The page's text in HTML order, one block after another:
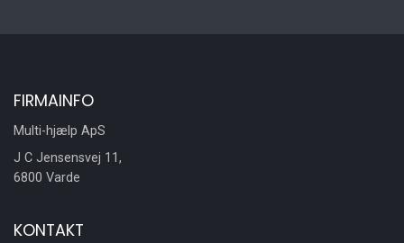
FIRMAINFO
Multi-hjælp ApS
J C Jensensvej 11,
6800 Varde
KONTAKT